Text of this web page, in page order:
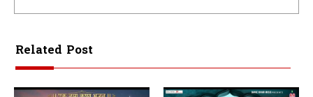
Related Post